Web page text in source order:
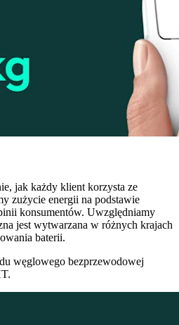
jak każdy klient korzysta ze
zużycie energii na podstawie
konsumentów. Uwzględniamy
jest wytwarzana w różnych krajach
baterii.
węglowego bezprzewodowej